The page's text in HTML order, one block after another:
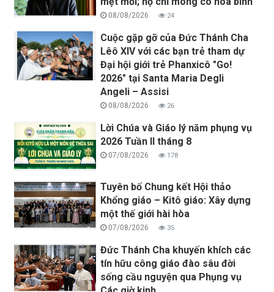
08/08/2026 24
Cuộc gặp gỡ của Đức Thánh Cha
Lêô XIV với các bạn trẻ tham dự
Đại hội giới trẻ Phanxicô "Go!
2026" tại Santa Maria Degli
Angeli – Assisi
08/08/2026 26
Lời Chúa và Giáo lý năm phụng vụ
2026 Tuần II tháng 8
07/08/2026 178
Tuyên bố Chung kết Hội thảo
Khổng giáo – Kitô giáo: Xây dựng
một thế giới hài hòa
07/08/2026 35
Đức Thánh Cha khuyến khích các
tín hữu công giáo đào sâu đời
sống cầu nguyện qua Phụng vụ